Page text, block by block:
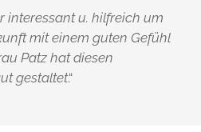
interessant u. hilfreich um
mit einem guten Gefühl
Patz hat diesen
gestaltet.“